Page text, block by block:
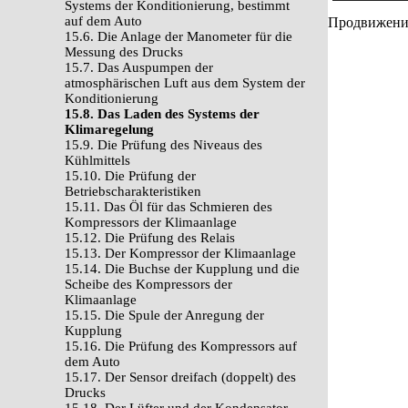
Systems der Konditionierung, bestimmt
auf dem Auto
15.6. Die Anlage der Manometer für die
Messung des Drucks
15.7. Das Auspumpen der
atmosphärischen Luft aus dem System der
Konditionierung
15.8. Das Laden des Systems der
Klimaregelung
15.9. Die Prüfung des Niveaus des
Kühlmittels
15.10. Die Prüfung der
Betriebscharakteristiken
15.11. Das Öl für das Schmieren des
Kompressors der Klimaanlage
15.12. Die Prüfung des Relais
15.13. Der Kompressor der Klimaanlage
15.14. Die Buchse der Kupplung und die
Scheibe des Kompressors der
Klimaanlage
15.15. Die Spule der Anregung der
Kupplung
15.16. Die Prüfung des Kompressors auf
dem Auto
15.17. Der Sensor dreifach (doppelt) des
Drucks